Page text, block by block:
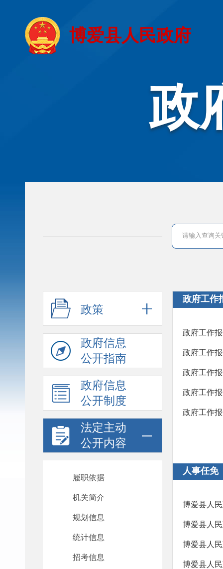
博爱县人民政府
政
政策
政府信息
公开指南
政府信息
公开制度
法定主动
公开内容
履职依据
机关简介
规划信息
统计信息
招考信息
政府工作
政府工作
政府工作
政府工作
政府工作
政府工作
人事任免
博爱县人
博爱县人
博爱县人
博爱县人